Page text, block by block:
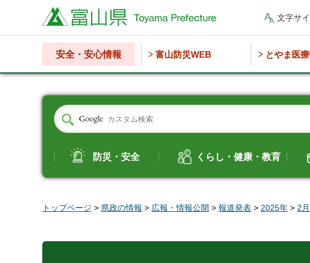
富山県 文字サ
安全・安心情報 富山防災WEB とやま医
防災・安全 くらし・健康・教育
トップページ > 県政の情報 > 広報・情報公開 > 報道発表 > 2025年 > 2月